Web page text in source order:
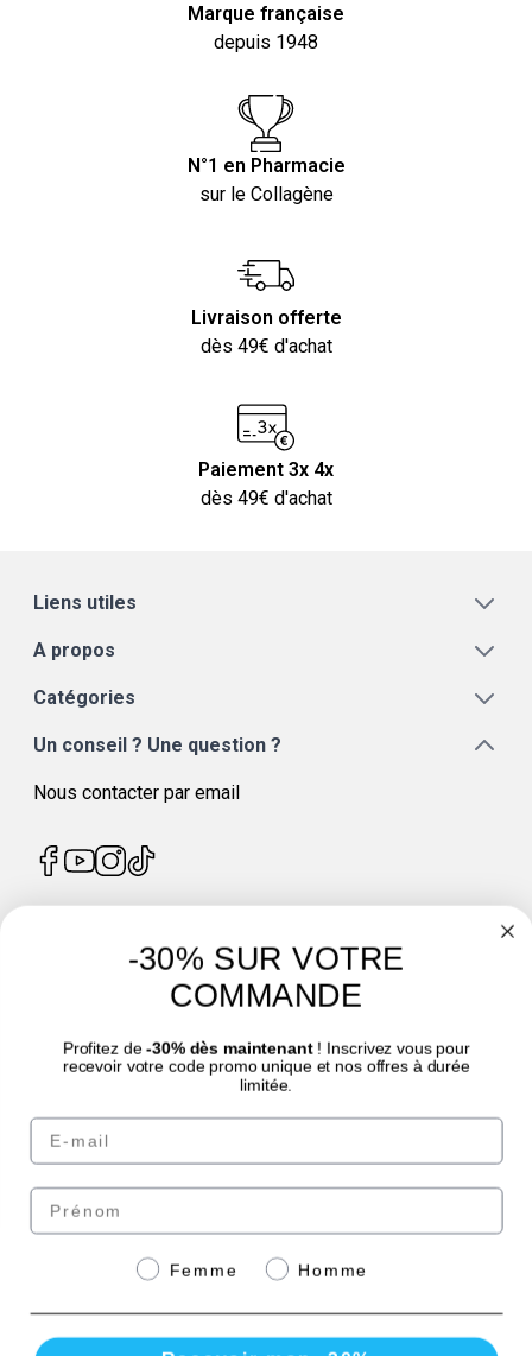
Marque française
depuis 1948
N°1 en Pharmacie
sur le Collagène
Livraison offerte
dès 49€ d'achat
Paiement 3x 4x
dès 49€ d'achat
Liens utiles
A propos
Catégories
Un conseil ? Une question ?
Nous contacter par email
4.7/5
© Laboratoire des GRANIONS 2026 | Paiement sécurisé | *Norme AFNOR NF EN
eafit.com|punch-power.com
Paiement sécurisé avec
-30% SUR VOTRE
COMMANDE
Profitez de -30% dès maintenant! Inscrivez vous pour
recevoir votre code promo unique et nos offres à durée
limitée.
Email
Prénom
GenreFemme Homme